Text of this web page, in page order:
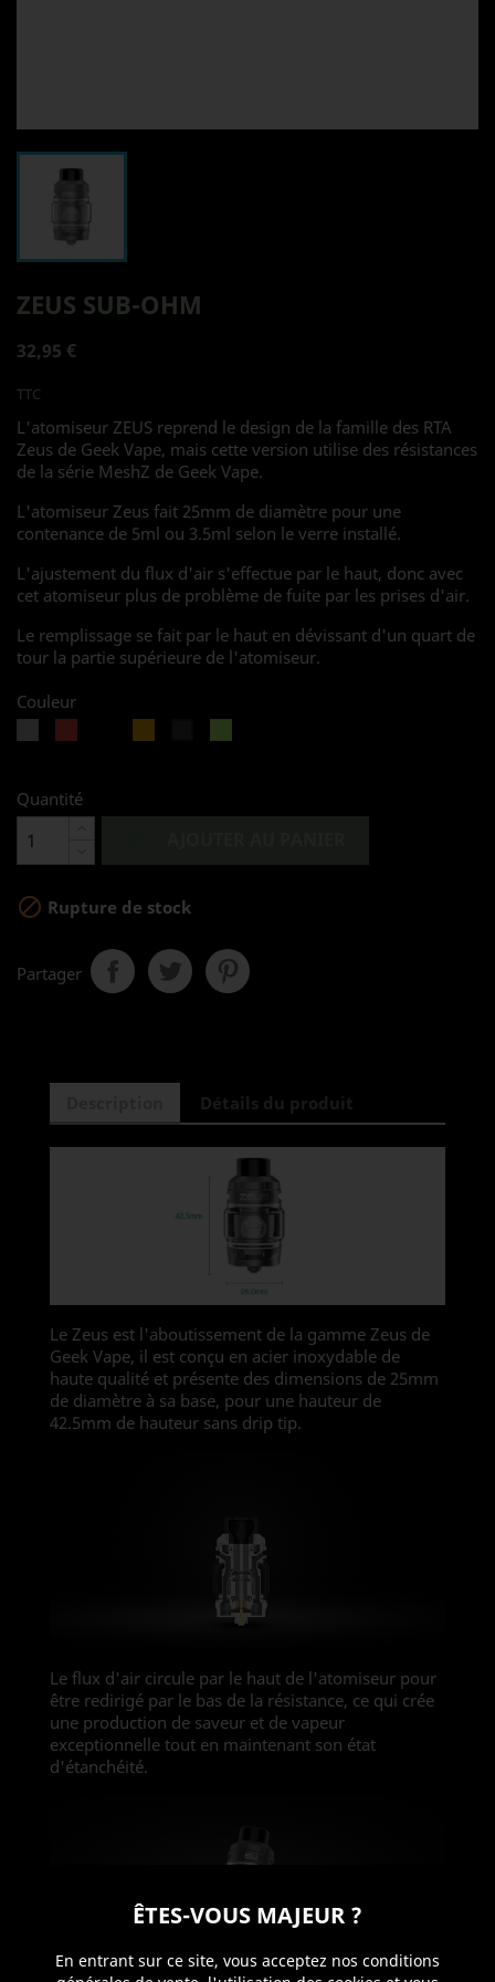
ZEUS SUB-OHM
32,95 €
TTC
L'atomiseur ZEUS reprend le design de la famille des RTA
Zeus de Geek Vape, mais cette version utilise des résistances
de la série MeshZ de Geek Vape.
L'atomiseur Zeus fait 25mm de diamètre pour une
contenance de 5ml ou 3.5ml selon le verre installé.
L'ajustement du flux d'air s'effectue par le haut, donc avec
cet atomiseur plus de problème de fuite par les prises d'air.
Le remplissage se fait par le haut en dévissant d'un quart de
tour la partie supérieure de l'atomiseur.
Couleur
Quantité
 Rupture de stock
Partager
Détails du produit
Le Zeus est l'aboutissement de la gamme Zeus de
Geek Vape, il est conçu en acier inoxydable de
haute qualité et présente des dimensions de 25mm
de diamètre à sa base, pour une hauteur de
42.5mm de hauteur sans drip tip.
Le flux d'air circule par le haut de l'atomiseur pour
être redirigé par le bas de la résistance, ce qui crée
une production de saveur et de vapeur
exceptionnelle tout en maintenant son état
d'étanchéité.
ÊTES-VOUS MAJEUR ?
En entrant sur ce site, vous acceptez nos conditions